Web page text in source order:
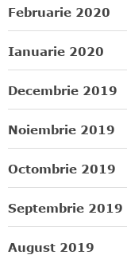
Februarie 2020
Ianuarie 2020
Decembrie 2019
Noiembrie 2019
Octombrie 2019
Septembrie 2019
August 2019